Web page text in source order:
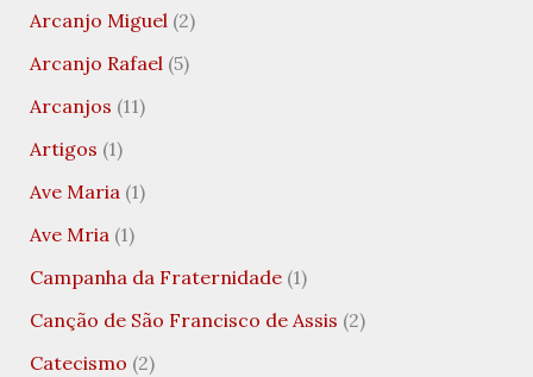
Arcanjo Miguel(2)
Arcanjo Rafael(5)
Arcanjos (11)
Artigos (1)
Ave Maria(1)
Ave Mria(1)
Campanha da Fraternidade(1)
Canção de São Francisco de Assis (2)
Catecismo (2)